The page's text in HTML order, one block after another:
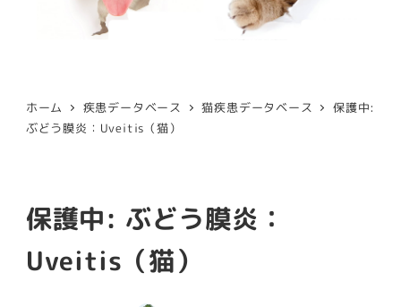
ホーム 疾患データベース 猫疾患データベース
保護中:
ぶどう膜炎：Uveitis（猫）
保護中: ぶどう膜炎：
Uveitis（猫）